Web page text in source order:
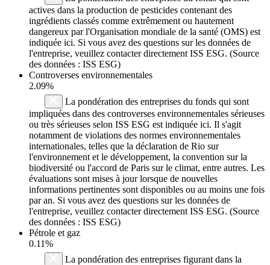
actives dans la production de pesticides contenant des
ingrédients classés comme extrêmement ou hautement
dangereux par l'Organisation mondiale de la santé (OMS) est
indiquée ici. Si vous avez des questions sur les données de
l'entreprise, veuillez contacter directement ISS ESG. (Source
des données : ISS ESG)
Controverses environnementales
2.09%
La pondération des entreprises du fonds qui sont
impliquées dans des controverses environnementales sérieuses
ou très sérieuses selon ISS ESG est indiquée ici. Il s'agit
notamment de violations des normes environnementales
internationales, telles que la déclaration de Rio sur
l'environnement et le développement, la convention sur la
biodiversité ou l'accord de Paris sur le climat, entre autres. Les
évaluations sont mises à jour lorsque de nouvelles
informations pertinentes sont disponibles ou au moins une fois
par an. Si vous avez des questions sur les données de
l'entreprise, veuillez contacter directement ISS ESG. (Source
des données : ISS ESG)
Pétrole et gaz
0.11%
La pondération des entreprises figurant dans la